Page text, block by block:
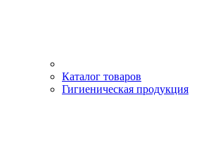
Каталог товаров
Гигиеническая продукция